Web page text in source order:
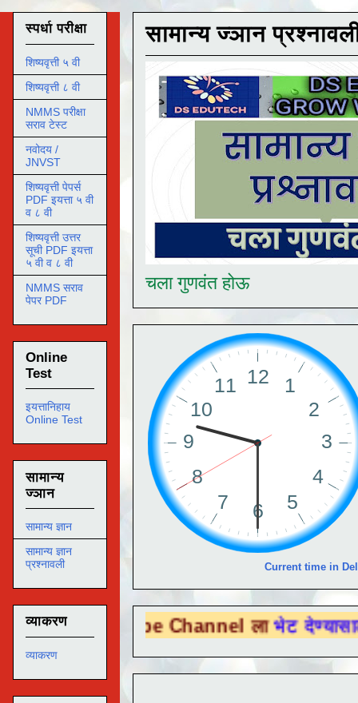
सामान्य ज्ञान
चला गुणवंत होऊ
Current time in
Tube Channel लाभेट देण्यासाठी येथे
स्पर्धा परीक्षा
शिष्यवृत्ती ५ वी
शिष्यवृत्ती ८ वी
NMMS परीक्षा
सराव टेस्ट
नवोदय /
JNVST
शिष्यवृत्ती पेपर्स
PDF इयत्ता ५ वी
व ८ वी
शिष्यवृत्ती उत्तर
सूची PDF इयत्ता
५ वी व ८ वी
NMMS सराव
पेपर PDF
Online
Test
इयत्तानिहाय
Online Test
सामान्य
ज्ञान
सामान्य ज्ञान
सामान्य ज्ञान
प्रश्नावली
व्याकरण
व्याकरण